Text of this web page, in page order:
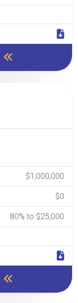
$1,000,000
$0
80% to $25,000